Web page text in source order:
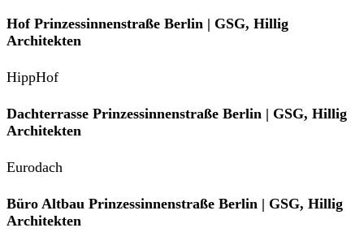
Hof Prinzessinnenstraße Berlin | GSG, Hillig
Architekten
HippHof
Dachterrasse Prinzessinnenstraße Berlin | GSG, Hillig
Architekten
Eurodach
Büro Altbau Prinzessinnenstraße Berlin | GSG, Hillig
Architekten